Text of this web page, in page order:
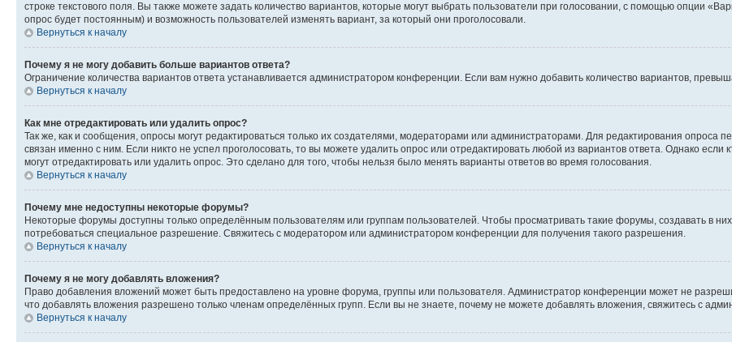
строке текстового поля. Вы также можете задать количество вариантов, которые могут выбрать пользователи при голосовании, с помощью опции
опрос будет постоянным) и возможность пользователей изменять вариант, за который они проголосовали.
Вернуться к началу
Почему я не могу добавить больше вариантов ответа?
Ограничение количества вариантов ответа устанавливается администратором конференции. Если вам нужно добавить количество вариантов,
Вернуться к началу
Как мне отредактировать или удалить опрос?
Так же, как и сообщения, опросы могут редактироваться только их создателями, модераторами или администраторами. Для редактирования опроса
связан именно с ним. Если никто не успел проголосовать, то вы можете удалить опрос или отредактировать любой из вариантов ответа. Однако
могут отредактировать или удалить опрос. Это сделано для того, чтобы нельзя было менять варианты ответов во время голосования.
Вернуться к началу
Почему мне недоступны некоторые форумы?
Некоторые форумы доступны только определённым пользователям или группам пользователей. Чтобы просматривать такие форумы, создавать в
потребоваться специальное разрешение. Свяжитесь с модератором или администратором конференции для получения такого разрешения.
Вернуться к началу
Почему я не могу добавлять вложения?
Право добавления вложений может быть предоставлено на уровне форума, группы или пользователя. Администратор конференции может не
что добавлять вложения разрешено только членам определённых групп. Если вы не знаете, почему не можете добавлять вложения, свяжитесь с
Вернуться к началу